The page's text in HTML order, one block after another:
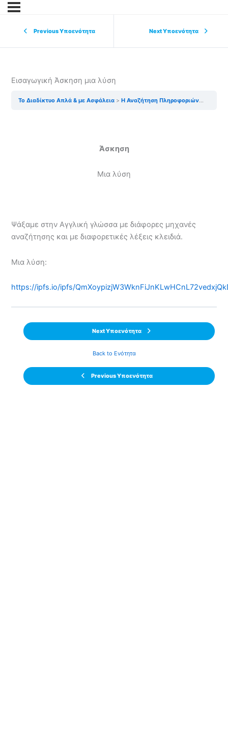
Previous Υποενότητα Next Υποενότητα
Εισαγωγική Άσκηση μια λύση
Το Διαδίκτυο Απλά & με Ασφάλεια Η Αναζήτηση Πληροφοριών στο Διαδίκτυο
Άσκηση
Μια λύση
Ψάξαμε στην Αγγλική γλώσσα με διάφορες μηχανές
αναζήτησης και με διαφορετικές λέξεις κλειδιά.
Μια λύση:
https://ipfs.io/ipfs/
Previous Υποενότητα
Back to Ενότητα
Next Υποενότητα